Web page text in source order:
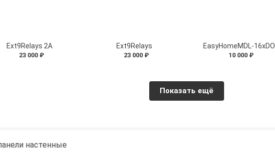
Ext9Relays 2A
23 000 ₽
Ext9Relays
23 000 ₽
EasyHomeMDL-16xDO
10 000 ₽
Показать ещё
настенные